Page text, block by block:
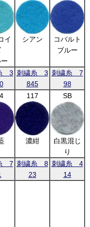
イ
シアン
コバルト
ブルー
3 刺繍糸 3
845
刺繍糸 7
98
117
濃紺
SB
白黒混じ
り
7 刺繍糸 8
23
刺繍糸 4
14